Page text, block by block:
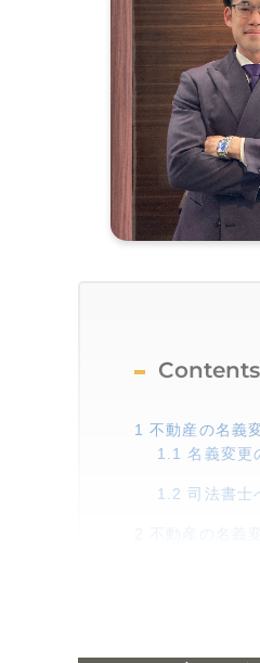
Contents
1 不動産の名義
1.1 名義変更
1.2 司法書士